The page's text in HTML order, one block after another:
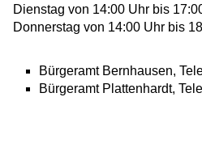
Dienstag von 14:00 Uhr bis
Donnerstag von 14:00 Uhr bis
Bürgeramt Bernhausen,
Bürgeramt Plattenhardt,